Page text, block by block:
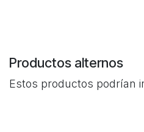
Productos alternos
Estos productos podrían